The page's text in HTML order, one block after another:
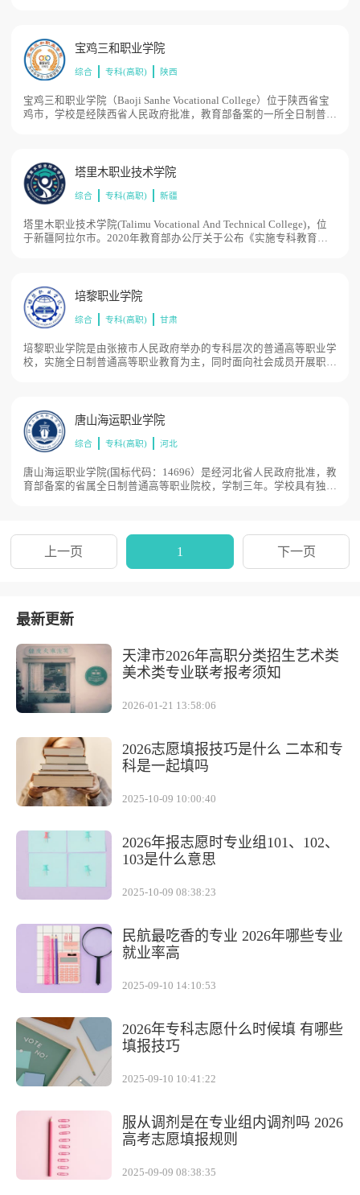
宝鸡三和职业学院
综合 专科(高职) 陕西
宝鸡三和职业学院（Baoji Sanhe Vocational College）位于陕西省宝
鸡市，学校是经陕西省人民政府批准，教育部备案的一所全日制普通
塔里木职业技术学院
综合 专科(高职) 新疆
塔里木职业技术学院(Talimu Vocational And Technical College)，位
于新疆阿拉尔市。2020年教育部办公厅关于公布《实施专科教育高
占地面积1069亩。培黎职业学院
综合 专科(高职) 甘肃
培黎职业学院是由张掖市人民政府举办的专科层次的普通高等职业学
校，实施全日制普通高等职业教育为主，同时面向社会成员开展职业
作协会确定为“中国工合系统干部培训学院”。2020年1月19日，甘肃
省人民政府同意设置培黎职业学院，目前学校总体占地面积961亩。
唐山海运职业学院
综合 专科(高职) 河北
唐山海运职业学院(国标代码：14696）是经河北省人民政府批准，教
育部备案的省属全日制普通高等职业院校，学制三年。学校具有独立
上一页 1 下一页
最新更新
天津市2026年高职分类招生艺术类
美术类专业联考报考须知
2026-01-21 13:58:06
2026志愿填报技巧是什么 二本和专
科是一起填吗
2025-10-09 10:00:40
2026年报志愿时专业组101、102、
103是什么意思
2025-10-09 08:38:23
民航最吃香的专业 2026年哪些专业
就业率高
2025-09-10 14:10:53
2026年专科志愿什么时候填 有哪些
填报技巧
2025-09-10 10:41:22
服从调剂是在专业组内调剂吗 2026
高考志愿填报规则
2025-09-09 08:38:35